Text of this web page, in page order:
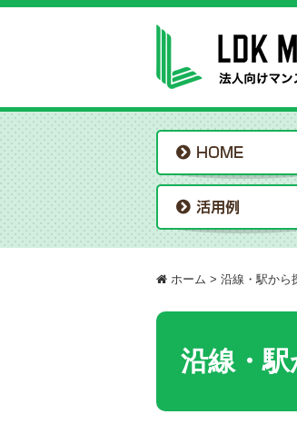
ホーム > 沿線・駅から
沿線・